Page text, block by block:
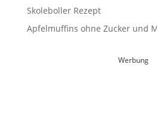
Skoleboller Rezept
Apfelmuffins ohne Zucker und
Werbung